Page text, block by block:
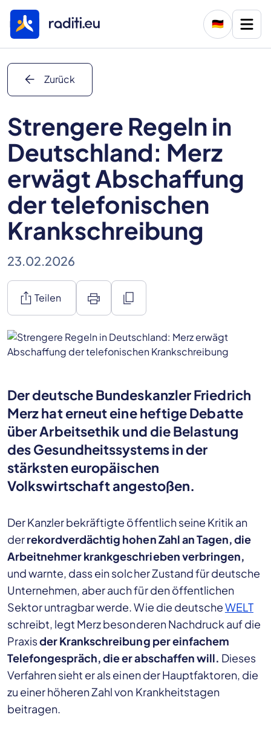
🇩🇪
arrow_back Zurück
Strengere Regeln in
Deutschland: Merz
erwägt Abschaffung
der telefonischen
Krankschreibung
23.02.2026
ios_share Teilen print content_copy
Der deutsche Bundeskanzler Friedrich
Merz hat erneut eine heftige Debatte
über Arbeitsethik und die Belastung
des Gesundheitssystems in der
stärksten europäischen
Volkswirtschaft angestoßen.
Der Kanzler bekräftigte öffentlich seine Kritik an
derrekordverdächtig hohen Zahl an Tagen, die
Arbeitnehmer krankgeschrieben verbringen,
und warnte, dass ein solcher Zustand für deutsche
Unternehmen, aber auch für den öffentlichen
Sektor untragbar werde. Wie die deutscheWELT
schreibt, legt Merz besonderen Nachdruck auf die
Praxisder Krankschreibung per einfachem
Telefongespräch, die er abschaffen will. Dieses
Verfahren sieht er als einen der Hauptfaktoren, die
zu einer höheren Zahl von Krankheitstagen
beitragen.